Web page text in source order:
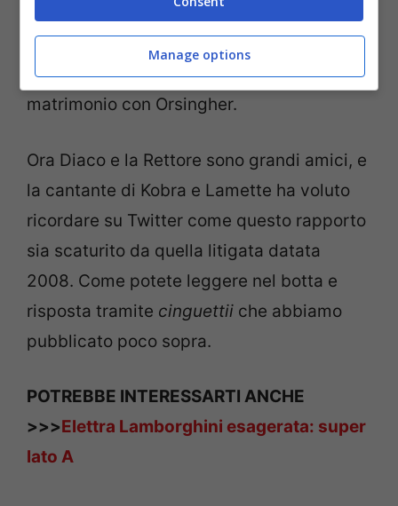
la domanda fosse stata “Sei innamorato?”.
Io ti risponderei “Sì, di Alessio
Diaco qualche anno dopo, a seguito del
matrimonio con Orsingher.
Ora Diaco e la Rettore sono grandi amici, e
la cantante di Kobra e Lamette ha voluto
ricordare su Twitter come questo rapporto
sia scaturito da quella litigata datata
2008. Come potete leggere nel botta e
risposta tramite cinguettii che abbiamo
pubblicato poco sopra.
POTREBBE INTERESSARTI ANCHE
>>>Elettra Lamborghini esagerata: super
lato A
Manage options